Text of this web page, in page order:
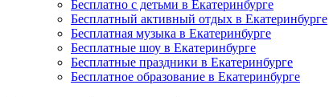
Бесплатно с детьми в Екатеринбурге
Бесплатный активный отдых в Екатеринбурге
Бесплатная музыка в Екатеринбурге
Бесплатные шоу в Екатеринбурге
Бесплатные праздники в Екатеринбурге
Бесплатное образование в Екатеринбурге